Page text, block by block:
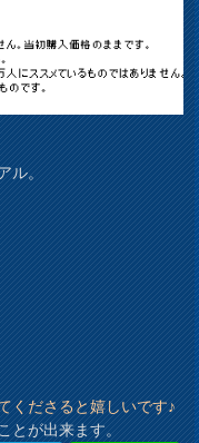
ル。
くださると嬉しいです♪
とが出来ます。